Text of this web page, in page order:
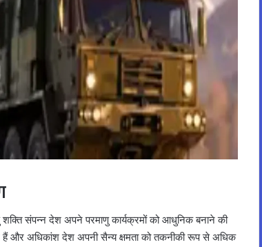
शक्ति संपन्न देश अपने परमाणु कार्यक्रमों को आधुनिक बनाने की
हैं और अधिकांश देश अपनी सैन्य क्षमता को तकनीकी रूप से अधिक